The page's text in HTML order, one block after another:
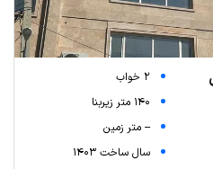
2 خواب
140 متر زیربنا
-- متر زمین
سال ساخت 1403